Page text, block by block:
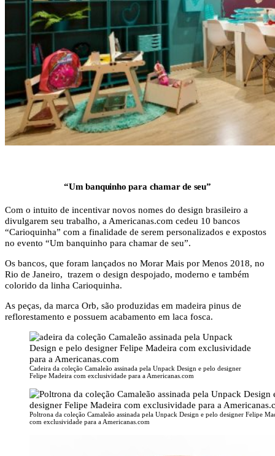
“Um banquinho para chamar de seu”
Com o intuito de incentivar novos nomes do design brasileiro a
divulgarem seu trabalho, a Americanas.com cedeu 10 bancos
“Carioquinha” com a finalidade de serem personalizados e expostos
no evento “Um banquinho para chamar de seu”.
Os bancos, que foram lançados no Morar Mais por Menos 2018, no
Rio de Janeiro, trazem o design despojado, moderno e também
colorido da linha Carioquinha.
As peças, da marca Orb, são produzidas em madeira pinus de
reflorestamento e possuem acabamento em laca fosca.
Cadeira da coleção Camaleão assinada pela Unpack Design e pelo designer
Felipe Madeira com exclusividade para a Americanas.com
Poltrona da coleção Camaleão assinada pela Unpack Design e pelo designer Felipe
com exclusividade para a Americanas.com